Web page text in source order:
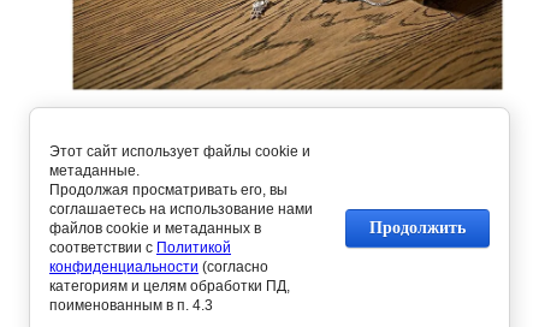
Предыдущее
Этот сайт использует файлы cookie и
метаданные.
Продолжая просматривать его, вы
соглашаетесь на использование нами
файлов cookie и метаданных в
соответствии с Политикой
конфиденциальности (согласно
категориям и целям обработки ПД,
поименованным в п. 4.3
Продолжить